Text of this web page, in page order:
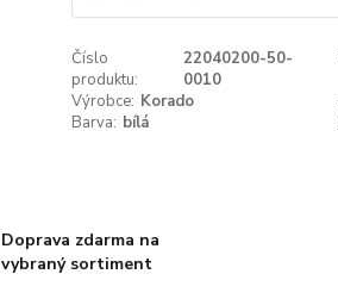
Číslo
produktu:
22040200-50-
0010
Výrobce: Korado
Barva: bílá
Doprava zdarma na
vybraný sortiment